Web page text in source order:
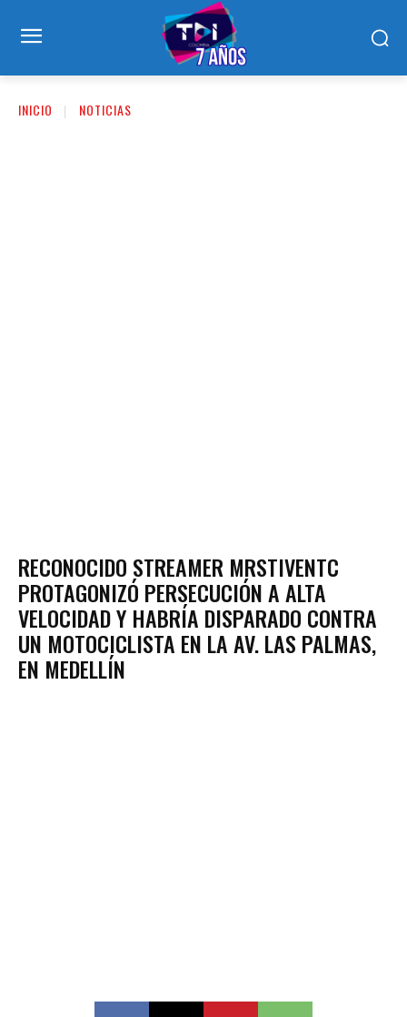
INICIO NOTICIAS
RECONOCIDO STREAMER MRSTIVENTC
PROTAGONIZÓ PERSECUCIÓN A ALTA
VELOCIDAD Y HABRÍA DISPARADO CONTRA
UN MOTOCICLISTA EN LA AV. LAS PALMAS,
EN MEDELLÍN